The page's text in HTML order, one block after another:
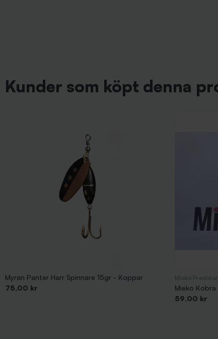
Kunder som köpt denna
Myran Panter Harr Spinnare 15gr - Koppar
Pris
75,00 kr
Mieko
Pris
59,00 kr